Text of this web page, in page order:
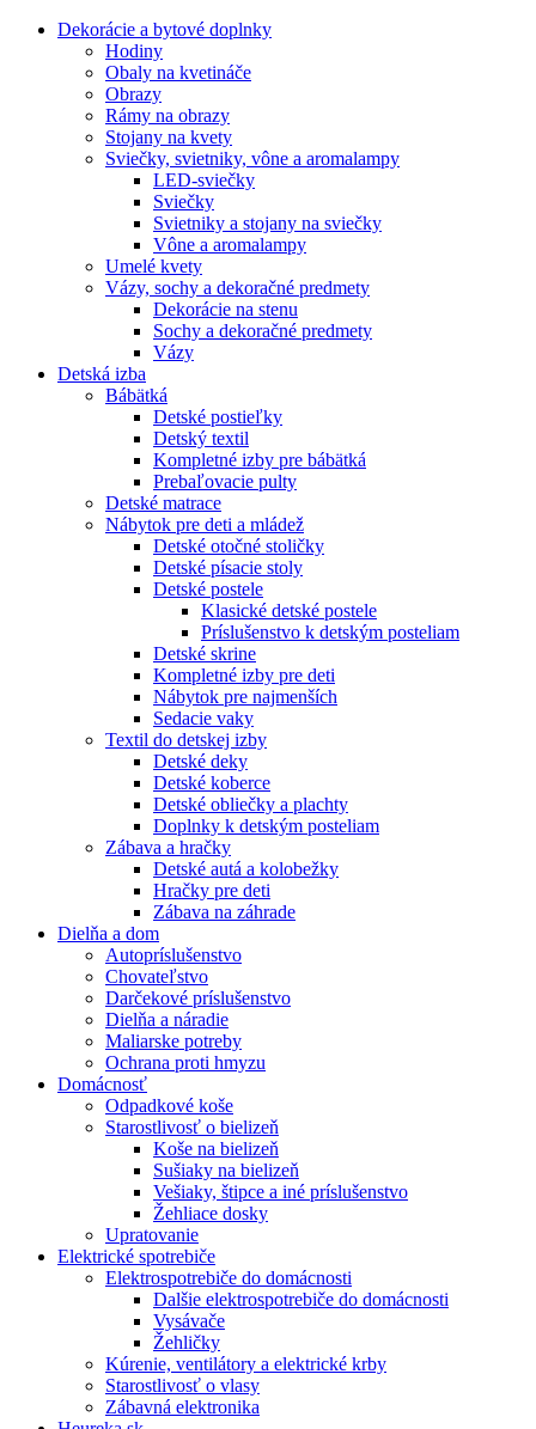
Dekorácie a bytové doplnky
Hodiny
Obaly na kvetináče
Obrazy
Rámy na obrazy
Stojany na kvety
Sviečky, svietniky, vône a aromalampy
LED-sviečky
Sviečky
Svietniky a stojany na sviečky
Vône a aromalampy
Umelé kvety
Vázy, sochy a dekoračné predmety
Dekorácie na stenu
Sochy a dekoračné predmety
Vázy
Detská izba
Bábätká
Detské postieľky
Detský textil
Kompletné izby pre bábätká
Prebaľovacie pulty
Detské matrace
Nábytok pre deti a mládež
Detské otočné stoličky
Detské písacie stoly
Detské postele
Klasické detské postele
Príslušenstvo k detským posteliam
Detské skrine
Kompletné izby pre deti
Nábytok pre najmenších
Sedacie vaky
Textil do detskej izby
Detské deky
Detské koberce
Detské obliečky a plachty
Doplnky k detským posteliam
Zábava a hračky
Detské autá a kolobežky
Hračky pre deti
Zábava na záhrade
Dielňa a dom
Autopríslušenstvo
Chovateľstvo
Darčekové príslušenstvo
Dielňa a náradie
Maliarske potreby
Ochrana proti hmyzu
Domácnosť
Odpadkové koše
Starostlivosť o bielizeň
Koše na bielizeň
Sušiaky na bielizeň
Vešiaky, štipce a iné príslušenstvo
Žehliace dosky
Upratovanie
Elektrické spotrebiče
Elektrospotrebiče do domácnosti
Dalšie elektrospotrebiče do domácnosti
Vysávače
Žehličky
Kúrenie, ventilátory a elektrické krby
Starostlivosť o vlasy
Zábavná elektronika